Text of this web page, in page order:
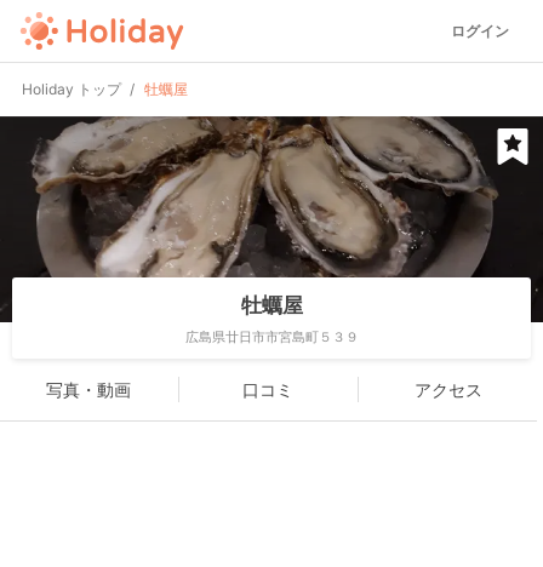
ログイン
Holiday トップ 牡蠣屋
牡蠣屋
広島県廿日市市宮島町５３９
写真・動画 口コミ アクセス